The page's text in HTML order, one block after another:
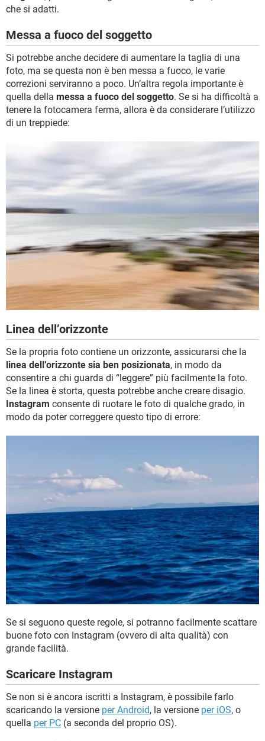
che si adatti.
Messa a fuoco del soggetto
Si potrebbe anche decidere di aumentare la taglia di una
foto, ma se questa non è ben messa a fuoco, le varie
correzioni serviranno a poco. Un’altra regola importante è
quella della messa a fuoco del soggetto. Se si ha difficoltà a
tenere la fotocamera ferma, allora è da considerare l’utilizzo
di un treppiede:
Linea dell’orizzonte
Se la propria foto contiene un orizzonte, assicurarsi che la
linea dell’orizzonte sia ben posizionata, in modo da
consentire a chi guarda di “leggere” più facilmente la foto.
Se la linea è storta, questa potrebbe anche creare disagio.
Instagram consente di ruotare le foto di qualche grado, in
modo da poter correggere questo tipo di errore:
Se si seguono queste regole, si potranno facilmente scattare
buone foto con Instagram (ovvero di alta qualità) con
grande facilità.
Scaricare Instagram
Se non si è ancora iscritti a Instagram, è possibile farlo
scaricando la versione per Android, la versione per iOS, o
quella per PC (a seconda del proprio OS).